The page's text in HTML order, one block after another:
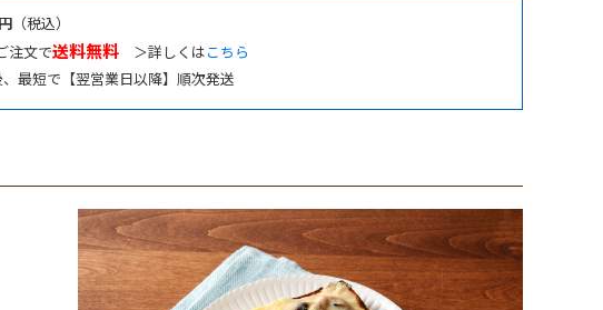
（税込）
注文で送料無料 ＞詳しくはこちら
最短で【翌営業日以降】順次発送